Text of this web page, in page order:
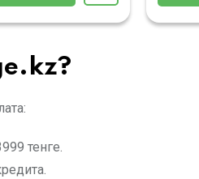
?
тенге.